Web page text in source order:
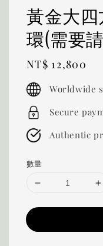
黃金大
環(需要
Regular
price
NT$ 12,800
Worldwide
Secure
Authentic
數量